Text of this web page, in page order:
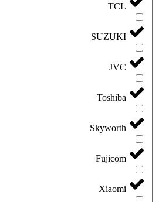
TCL
SUZUKI
JVC
Toshiba
Skyworth
Fujicom
Xiaomi